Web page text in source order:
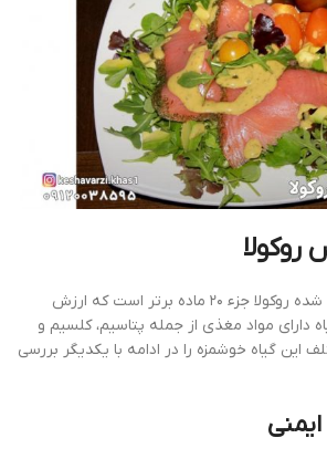
روکولا
بر اساس تحقیقات انجام شده روکولا جزء ۲۰ ماده برتر است که ارزش
دارای مواد مغذی از جمله پتاسیم، کلسیم و
گیاه خوشمزه را در ادامه با یکدیگر بررسی